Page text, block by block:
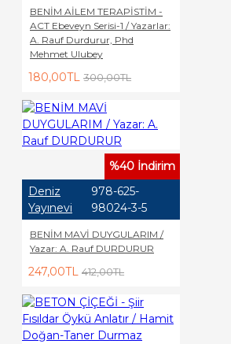
BENİM AİLEM TERAPİSTİM -
ACT Ebeveyn Serisi-1 / Yazarlar:
A. Rauf Durdurur, Phd
Mehmet Ulubey
180,00TL 300,00TL
%40 İndirim
Deniz
Yayınevi
978-625-
98024-3-5
BENİM MAVİ DUYGULARIM /
Yazar: A. Rauf DURDURUR
247,00TL 412,00TL